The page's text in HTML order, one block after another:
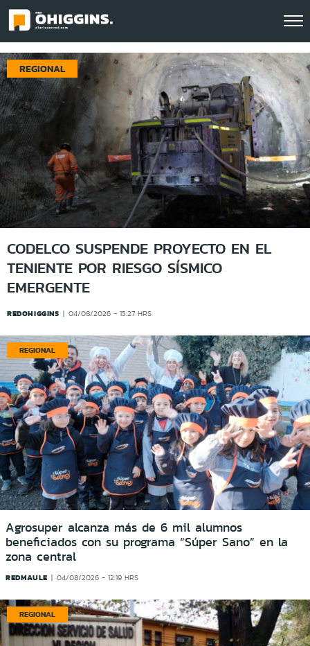
REGIONAL
Agrosuper alcanza más de 6 mil alumnos
beneficiados con su programa “Súper Sano” en la
zona central
REDMAULE 04/08/2026 - 12:19 HRS
REGIONAL
REGIONAL
CODELCO SUSPENDE PROYECTO EN EL
TENIENTE POR RIESGO SÍSMICO
EMERGENTE
REDOHIGGINS 04/08/2026 - 15:27 HRS